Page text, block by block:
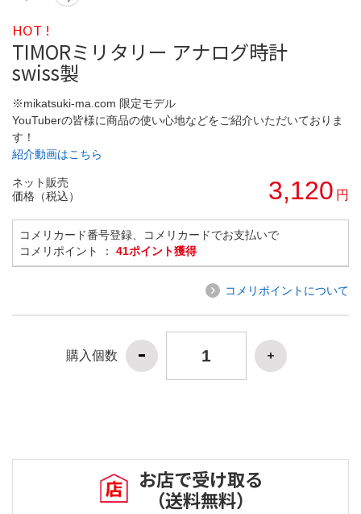
HOT !
TIMORミリタリー アナログ時計
swiss製
※mikatsuki-ma.com 限定モデル
YouTuberの皆様に商品の使い心地などをご紹介いただいておりま
す！
紹介動画はこちら
ネット販売
価格（税込）
3,120 円
コメリカード番号登録、コメリカードでお支払いで
コメリポイント ： 41ポイント獲得
コメリポイントについて
購入個数
お店で受け取る
（送料無料）